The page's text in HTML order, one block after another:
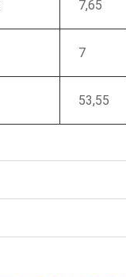
7,65
7
53,55